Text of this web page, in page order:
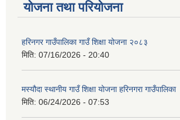
योजना तथा परियोजना
हरिनगर गाउँपालिका गाउँ शिक्षा योजना २०८३
मिति: 07/16/2026 - 20:40
मस्यौदा स्थानीय गाउँ शिक्षा योजना हरिनगरा गाउँपालिका
मिति: 06/24/2026 - 07:53